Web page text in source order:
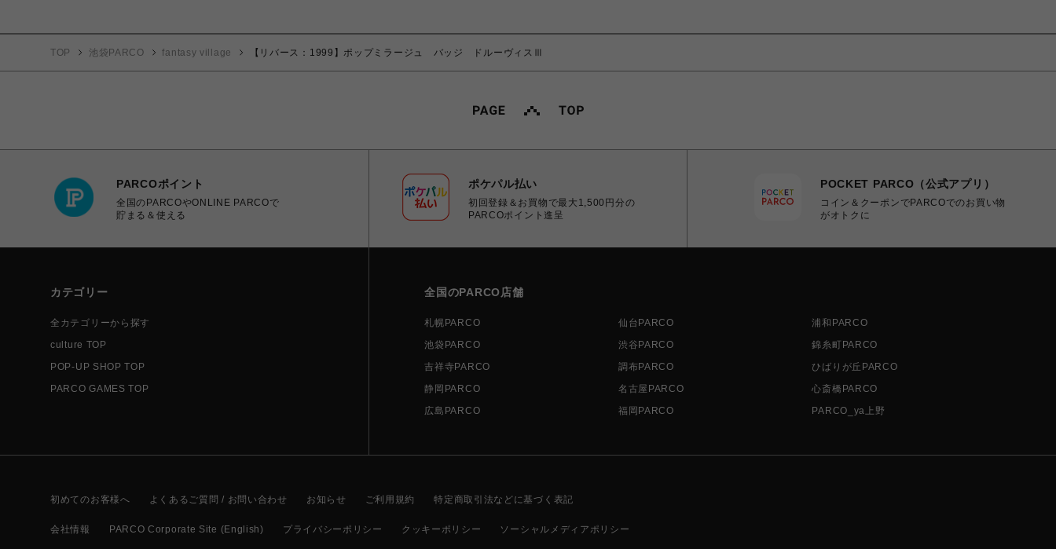
TOP 池袋PARCO fantasy village 【リバース：1999】ポップミラージュ バッジ ドルーヴィスⅢ
PARCOポイント
全国のPARCOやONLINE PARCOで
貯まる＆使える
ポケパル払い
初回登録＆お買物で最大1,500円分の
PARCOポイント進呈
POCKET PARCO（公式アプリ）
コイン＆クーポンでPARCOでのお買い物
がオトクに
カテゴリー
全カテゴリーから探す
culture TOP
POP-UP SHOP TOP
PARCO GAMES TOP
全国のPARCO店舗
札幌PARCO 仙台PARCO
浦和PARCO
池袋PARCO
渋谷PARCO
錦糸町PARCO
吉祥寺PARCO
調布PARCO
ひばりが丘PARCO
静岡PARCO
名古屋PARCO
心斎橋PARCO
広島PARCO
福岡PARCO PARCO_ya上野
初めてのお客様へ よくあるご質問 / お問い合わせ お知らせ ご利用規約 特定商取引法などに基づく表記
会社情報 PARCO Corporate Site (English) プライバシーポリシー クッキーポリシー ソーシャルメディアポリシー